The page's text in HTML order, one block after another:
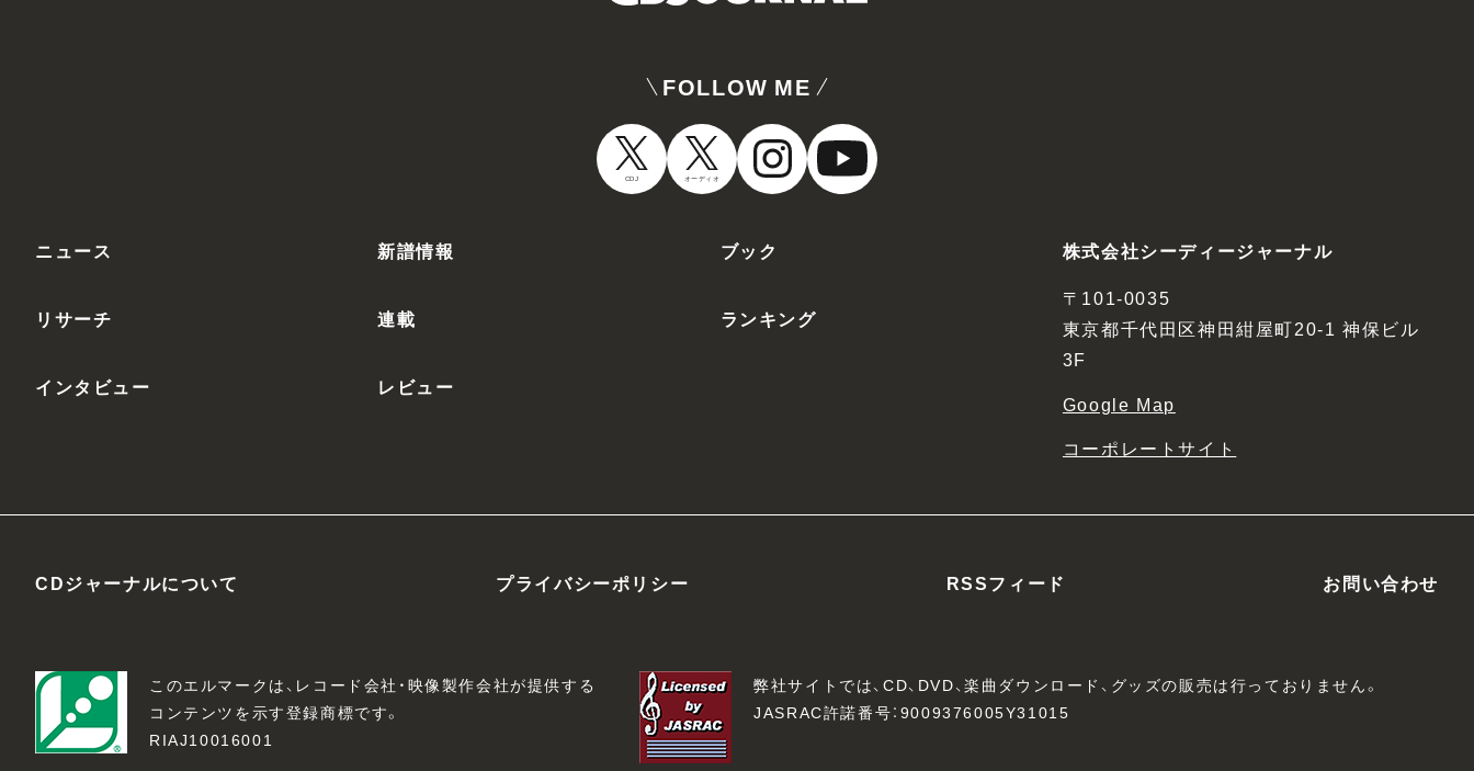
FOLLOW ME
CDJ オーディオ
ニュース 新譜情報 ブック
リサーチ 連載 ランキング
インタビュー レビュー
株式会社シーディージャーナル
〒101-0035
東京都千代田区神田紺屋町20-1 神保ビル
3F
Google Map
コーポレートサイト
CDジャーナルについて プライバシーポリシー RSSフィード お問い合わせ
このエルマークは、レコード会社・映像製作会社が提供する
コンテンツを示す登録商標です。
RIAJ10016001
弊社サイトでは、CD、DVD、楽曲ダウンロード、グッズの販売は行っておりません。
JASRAC許諾番号：9009376005Y31015